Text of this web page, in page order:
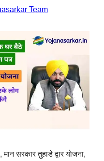
Team
सरकार तुहाडे द्वार योजना,